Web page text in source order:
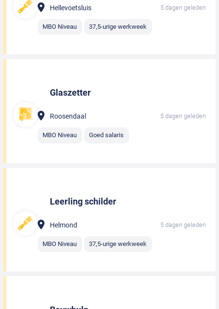
Hellevoetsluis 5 dagen geleden
MBO Niveau 37,5-urige werkweek
Glaszetter
Roosendaal 5 dagen geleden
MBO Niveau Goed salaris
Leerling schilder
Helmond 5 dagen geleden
MBO Niveau 37,5-urige werkweek